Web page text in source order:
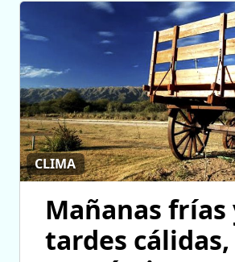
CLIMA
Mañanas frías
tardes cálidas,